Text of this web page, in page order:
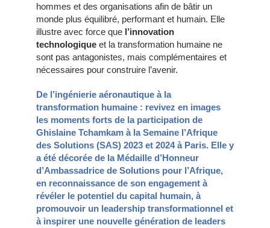
hommes et des organisations afin de bâtir un
monde plus équilibré, performant et humain. Elle
illustre avec force que l’innovation
technologique et la transformation humaine ne
sont pas antagonistes, mais complémentaires et
nécessaires pour construire l’avenir.
De l’ingénierie aéronautique à la
transformation humaine : revivez en images
les moments forts de la participation de
Ghislaine Tchamkam à la Semaine l’Afrique
des Solutions (SAS) 2023 et 2024 à Paris. Elle y
a été décorée de la Médaille d’Honneur
d’Ambassadrice de Solutions pour l’Afrique,
en reconnaissance de son engagement à
révéler le potentiel du capital humain, à
promouvoir un leadership transformationnel et
à inspirer une nouvelle génération de leaders